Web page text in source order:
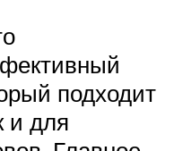
подходит
и для